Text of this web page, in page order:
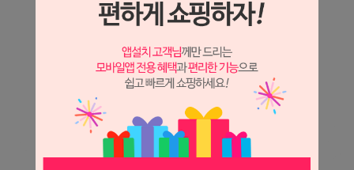
※ 필독해주세요 ※
장미는 시세 변동에 따라 가격이 달라질 수 있으니
문의 후 주문 바랍니다.